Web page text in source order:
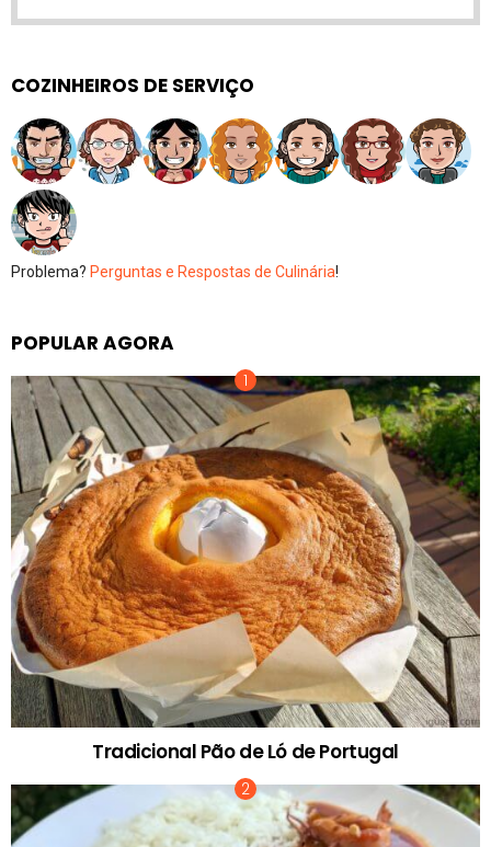
COZINHEIROS DE SERVIÇO
Problema? Perguntas e Respostas de Culinária!
POPULAR AGORA
Tradicional Pão de Ló de Portugal